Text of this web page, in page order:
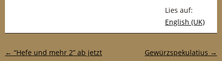
Lies auf:
English (UK)
Post-Navigation
← “Hefe und mehr 2” ab jetzt
Gewürzspekulatius →